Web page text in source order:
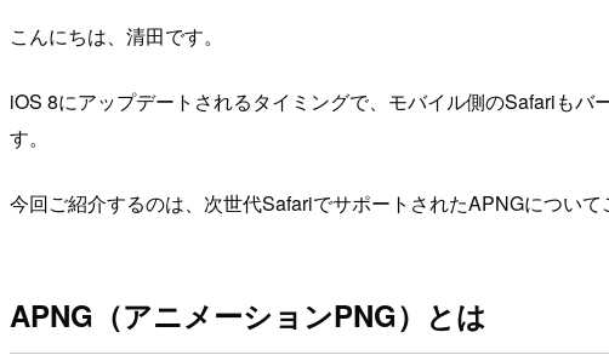
こんにちは、清田です。
iOS 8にアップデートされるタイミングで、モバイル側のSafariも
す。
今回ご紹介するのは、次世代SafariでサポートされたAPNGについて
APNG（アニメーションPNG）とは